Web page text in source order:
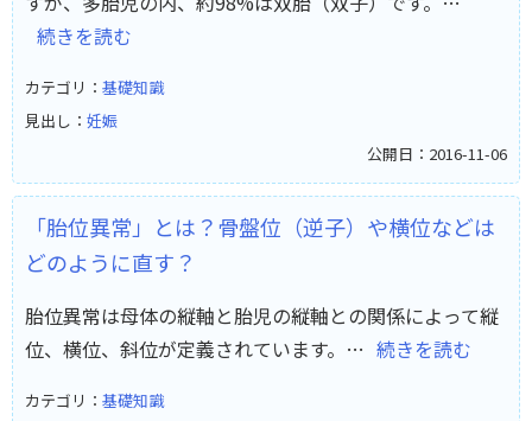
続きを読む
カテゴリ： 基礎知識
見出し： 妊娠
公開日：2016-11-06
「胎位異常」とは？骨盤位（逆子）や横位などは
どのように直す？
胎位異常は母体の縦軸と胎児の縦軸との関係によって縦
位、横位、斜位が定義されています。… 続きを読む
カテゴリ： 基礎知識